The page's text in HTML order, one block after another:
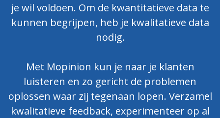
je wil voldoen. Om de kwantitatieve data te
kunnen begrijpen, heb je kwalitatieve data
nodig.
Met Mopinion kun je naar je klanten
luisteren en zo gericht de problemen
oplossen waar zij tegenaan lopen. Verzamel
kwalitatieve feedback, experimenteer op al